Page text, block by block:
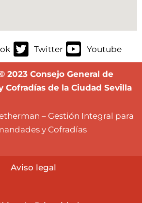
Twitter Youtube
2023 Consejo General de
Cofradías de la Ciudad Sevilla
– Gestión Integral para
y Cofradías
Aviso legal